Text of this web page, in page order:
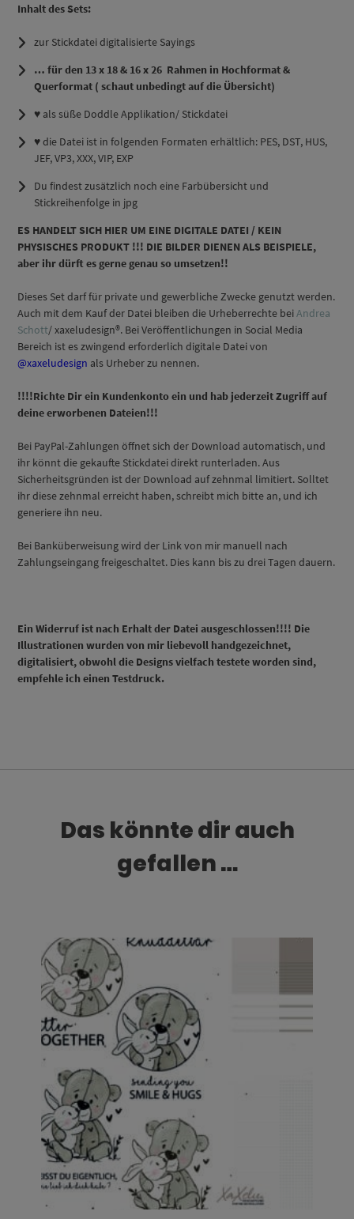
Inhalt des Sets:
zur Stickdatei digitalisierte Sayings
… für den 13 x 18 & 16 x 26 Rahmen in Hochformat &
Querformat ( schaut unbedingt auf die Übersicht)
♥ als süße Doddle Applikation/ Stickdatei
♥ die Datei ist in folgenden Formaten erhältlich: PES, DST, HUS,
JEF, VP3, XXX, VIP, EXP
Du findest zusätzlich noch eine Farbübersicht und
Stickreihenfolge in jpg
ES HANDELT SICH HIER UM EINE DIGITALE DATEI / KEIN
PHYSISCHES PRODUKT !!! DIE BILDER DIENEN ALS BEISPIELE,
aber ihr dürft es gerne genau so umsetzen!!
Dieses Set darf für private und gewerbliche Zwecke genutzt werden.
Auch mit dem Kauf der Datei bleiben die Urheberrechte beiAndrea
Schott/ xaxeludesign®. Bei Veröffentlichungen in Social Media
Bereich ist es zwingend erforderlich digitale Datei von
@xaxeludesign als Urheber zu nennen.
!!!!Richte Dir ein Kundenkonto ein und hab jederzeit Zugriff auf
deine erworbenen Dateien!!!
Bei PayPal-Zahlungen öffnet sich der Download automatisch, und
ihr könnt die gekaufte Stickdatei direkt runterladen. Aus
Sicherheitsgründen ist der Download auf zehnmal limitiert. Solltet
ihr diese zehnmal erreicht haben, schreibt mich bitte an, und ich
generiere ihn neu.
Bei Banküberweisung wird der Link von mir manuell nach
Zahlungseingang freigeschaltet. Dies kann bis zu drei Tagen dauern.
Ein Widerruf ist nach Erhalt der Datei ausgeschlossen!!!! Die
Illustrationen wurden von mir liebevoll handgezeichnet,
digitalisiert, obwohl die Designs vielfach testete worden sind,
empfehle ich einen Testdruck.
Das könnte dir auch
gefallen …
Dieses Produkt weist mehrere Varianten auf. Die Optionen können auf der Produktseite gewählt werden